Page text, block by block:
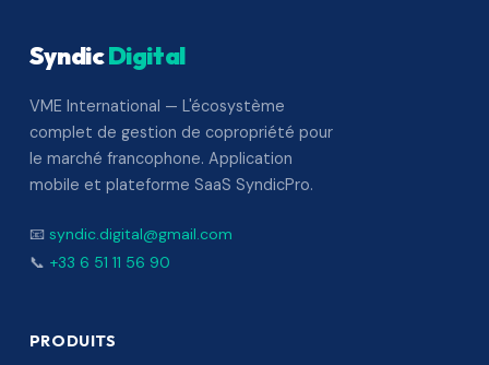
SyndicDigital
VME International — L'écosystème
complet de gestion de copropriété pour
le marché francophone. Application
mobile et plateforme SaaS SyndicPro.
📧 syndic.digital@gmail.com
📞 +33 6 51 11 56 90
PRODUITS